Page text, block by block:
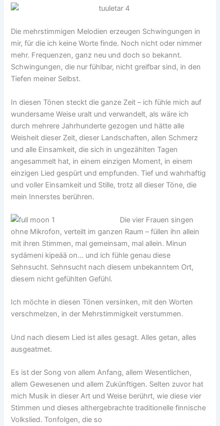
Die mehrstimmigen Melodien erzeugen Schwingungen in
mir, für die ich keine Worte finde. Noch nicht oder nimmer
mehr. Frequenzen, ganz neu und doch so bekannt.
Schwingungen, die nur fühlbar, nicht greifbar sind, in den
Tiefen meiner Selbst.
In diesen Tönen steckt die ganze Zeit – ich fühle mich auf
wundersame Weise uralt und verwandelt, als wäre ich
durch mehrere Jahrhunderte gezogen und hätte alle
Weisheit dieser Zeit, dieser Landschaften, allen Schmerz
und alle Einsamkeit, die sich in ungezählten Tagen
angesammelt hat, in einem einzigen Moment, in einem
einzigen Lied gespürt und empfunden. Tief und wahrhaftig
und voller Einsamkeit und Stille, trotz all dieser Töne, die
mein Innerstes berühren.
Die vier Frauen singen
ohne Mikrofon, verteilt im ganzen Raum – füllen ihn allein
mit ihren Stimmen, mal gemeinsam, mal allein. Minun
sydämeni kipeää on… und ich fühle genau diese
Sehnsucht. Sehnsucht nach diesem unbekanntem Ort,
diesem nicht gefühlten Gefühl.
Ich möchte in diesen Tönen versinken, mit den Worten
verschmelzen, in der Mehrstimmigkeit verstummen.
Und nach diesem Lied ist alles gesagt. Alles getan, alles
ausgeatmet.
Es ist der Song von allem Anfang, allem Wesentlichen,
allem Gewesenen und allem Zukünftigen. Selten zuvor hat
mich Musik in dieser Art und Weise berührt, wie diese vier
Stimmen und dieses althergebrachte traditionelle finnische
Volkslied. Tonfolgen, die so